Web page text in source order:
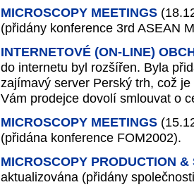
MICROSCOPY MEETINGS
(přidány konference 3rd ASEAN
INTERNETOVÉ (ON-LINE)
do internetu byl rozšířen. Byla
zajímavý server Perský trh, což
Vám prodejce dovolí smlouvat o
MICROSCOPY MEETINGS
(přidána konference FOM2002).
MICROSCOPY PRODUCTION &
aktualizována (přidány